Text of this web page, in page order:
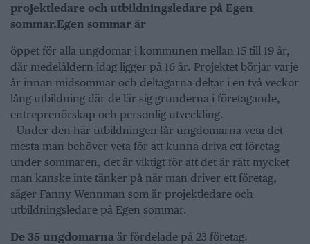
projektledare och utbildningsledare på Egen
sommar.Egen sommar är
öppet för alla ungdomar i kommunen mellan 15 till 19 år,
där medelåldern idag ligger på 16 år. Projektet börjar varje
år innan midsommar och deltagarna deltar i en två veckor
lång utbildning där de lär sig grunderna i företagande,
entreprenörskap och personlig utveckling.
- Under den här utbildningen får ungdomarna veta det
mesta man behöver veta för att kunna driva ett företag
under sommaren, det är viktigt för att det är rätt mycket
man kanske inte tänker på när man driver ett företag,
säger Fanny Wennman som är projektledare och
utbildningsledare på Egen sommar.
De 35 ungdomarna är fördelade på 23 företag.